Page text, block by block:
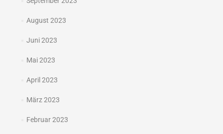
August 2023
Juni 2023
Mai 2023
April 2023
März 2023
Februar 2023